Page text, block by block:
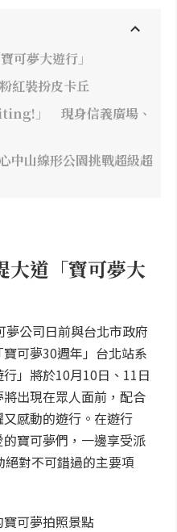
可夢大遊行」
紅裝扮皮卡丘
」 現身信義廣場、
山線形公園挑戰超級超
道「寶可夢大
公司日前與台北市政府
可夢30週年」台北站系
」將於10月10日、11日
出現在眾人面前，配合
感動的遊行。在遊行
寶可夢們，一邊享受派
對不可錯過的主要項
可夢拍照景點